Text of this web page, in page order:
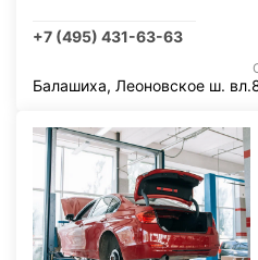
+7 (495) 431-63-63
Балашиха, Леоновское ш.